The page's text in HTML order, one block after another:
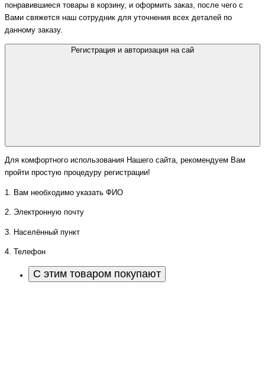
понравившиеся товары в корзину, и оформить заказ, после чего с
Вами свяжется наш сотрудник для уточнения всех деталей по
данному заказу.
Регистрация и авторизация на сай
Для комфортного использования Нашего сайта, рекомендуем Вам
пройти простую процедуру регистрации!
1. Вам необходимо указать ФИО
2. Электронную почту
3. Населённый пункт
4. Телефон
С этим товаром покупают